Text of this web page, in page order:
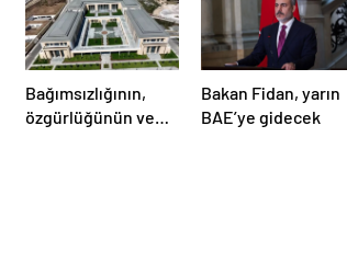
Bağımsızlığının,
özgürlüğünün ve
Bakan Fidan, yarın
BAE’ye gidecek